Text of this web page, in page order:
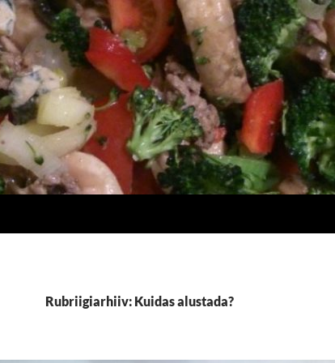
Rubriigiarhiiv: Kuidas alustada?